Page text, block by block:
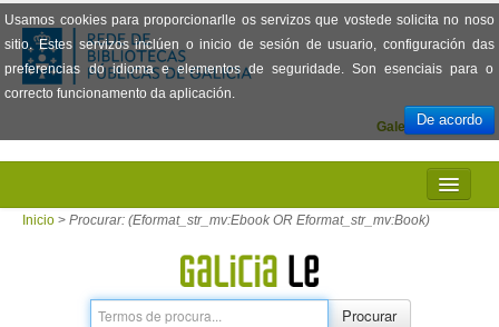
Usamos cookies para proporcionarlle os servizos que vostede solicita no noso
sitio. Estes servizos inclúen o inicio de sesión de usuario, configuración das
preferencias do idioma e elementos de seguridade. Son esenciais para o
correcto funcionamento da aplicación.
De acordo
Español
Galego
INICIO
PRÉSTAMO
Inicio > Procurar: (Eformat_str_mv:Ebook OR Eformat_str_mv:Book)
Procurar